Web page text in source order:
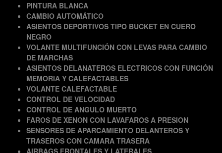
PINTURA BLANCA
CAMBIO AUTOMÁTICO
ASIENTOS DEPORTIVOS TIPO BUCKET EN CUERO
NEGRO
VOLANTE MULTIFUNCIÓN CON LEVAS PARA CAMBIO
DE MARCHAS
ASIENTOS DELANATEROS ELECTRICOS CON FUNCIÓN
MEMORIA Y CALEFACTABLES
VOLANTE CALEFACTABLE
CONTROL DE VELOCIDAD
CONTROL DE ANGULO MUERTO
FAROS DE XENON CON LAVAFAROS A PRESION
SENSORES DE APARCAMIENTO DELANTEROS Y
TRASEROS CON CAMARA TRASERA